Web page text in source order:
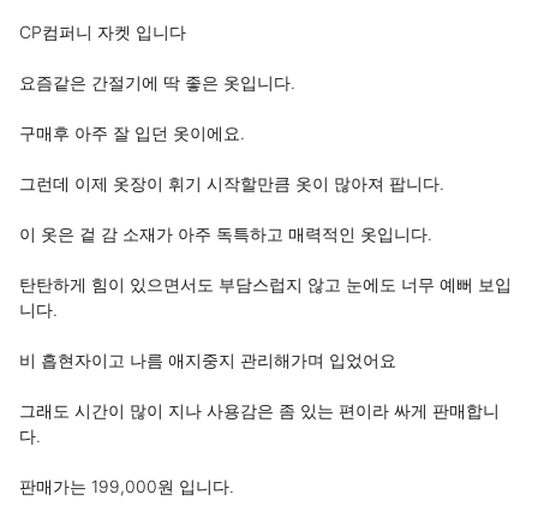
CP컴퍼니 자켓 입니다
요즘같은 간절기에 딱 좋은 옷입니다.
구매후 아주 잘 입던 옷이에요.
그런데 이제 옷장이 휘기 시작할만큼 옷이 많아져 팝니다.
이 옷은 겉 감 소재가 아주 독특하고 매력적인 옷입니다.
탄탄하게 힘이 있으면서도 부담스럽지 않고 눈에도 너무 예뻐 보입
니다.
비 흡현자이고 나름 애지중지 관리해가며 입었어요
그래도 시간이 많이 지나 사용감은 좀 있는 편이라 싸게 판매합니
다.
판매가는 199,000원 입니다.